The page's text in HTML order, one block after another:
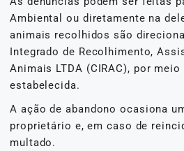
Ambiental ou diretamente na
animais recolhidos são
Integrado de Recolhimento,
Animais LTDA (CIRAC), por
estabelecida.
A ação de abandono ocasiona
proprietário e, em caso de
multado.